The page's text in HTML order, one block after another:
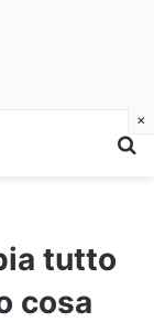
tutto
cosa
×